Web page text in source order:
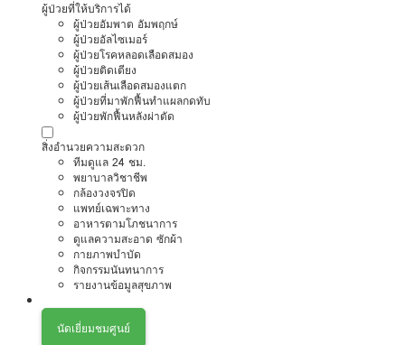
ผู้ป่วยที่ให้บริการได้
ผู้ป่วยอัมพาต อัมพฤกษ์
ผู้ป่วยอัลไซเมอร์
ผู้ป่วยโรคหลอดเลือดสมอง
ผู้ป่วยติดเตียง
ผู้ป่วยเส้นเลือดสมองแตก
ผู้ป่วยที่มาพักฟื้นทำแผลกดทับ
ผู้ป่วยพักฟื้นหลังผ่าตัด
สิ่งอำนวยความสะดวก
ทีมดูแล 24 ชม.
พยาบาลวิชาชีพ
กล้องวงจรปิด
แพทย์เฉพาะทาง
อาหารตามโภชนาการ
ดูแลความสะอาด ซักผ้า
กายภาพบำบัด
กิจกรรมนันทนาการ
รายงานข้อมูลสุขภาพ
นัดเยี่ยมชมศูนย์